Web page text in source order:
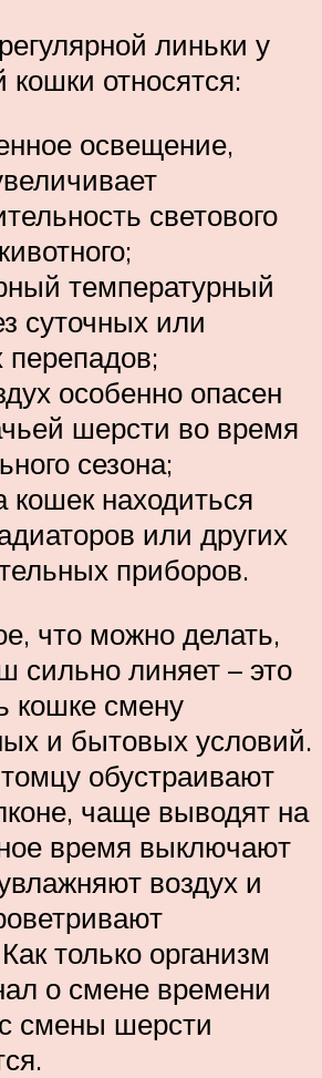
линьки у
кошки относятся:
освещение,
светового
температурный
суточных или
перепадов;
особенно опасен
шерсти во время
сезона;
кошек находиться
или других
приборов.
что можно делать,
сильно линяет – это
кошке смену
и бытовых условий.
обустраивают
чаще выводят на
время выключают
воздух и
только организм
о смене времени
смены шерсти